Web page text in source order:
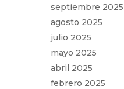
septiembre 2025
agosto 2025
julio 2025
mayo 2025
abril 2025
febrero 2025